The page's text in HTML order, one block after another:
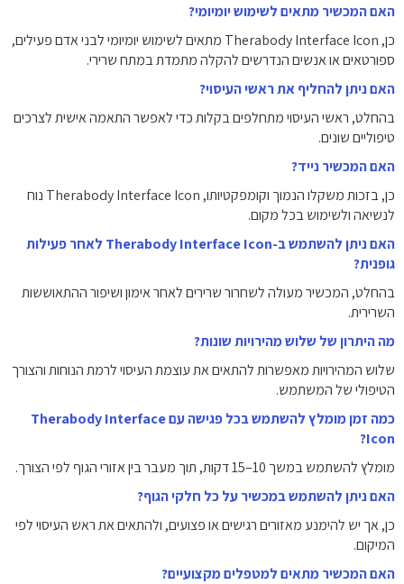
האם המכשיר מתאים לשימוש יומיומי?
כן, Therabody Interface Icon מתאים לשימוש יומיומי לבני אדם פעילים,
ספורטאים או אנשים הנדרשים להקלה מתמדת במתח שרירי.
האם ניתן להחליף את ראשי העיסוי?
בהחלט, ראשי העיסוי מתחלפים בקלות כדי לאפשר התאמה אישית לצרכים
טיפוליים שונים.
האם המכשיר נייד?
כן, בזכות משקלו הנמוך וקומפקטיותו, Therabody Interface Icon נוח
לנשיאה ולשימוש בכל מקום.
האם ניתן להשתמש ב-Therabody Interface Icon לאחר פעילות
גופנית?
בהחלט, המכשיר מעולה לשחרור שרירים לאחר אימון ושיפור ההתאוששות
השרירית.
מה היתרון של שלוש מהירויות שונות?
שלוש המהירויות מאפשרות להתאים את עוצמת העיסוי לרמת הנוחות והצורך
הטיפולי של המשתמש.
כמה זמן מומלץ להשתמש בכל פגישה עם Therabody Interface
Icon?
מומלץ להשתמש במשך 10–15 דקות, תוך מעבר בין אזורי הגוף לפי הצורך.
האם ניתן להשתמש במכשיר על כל חלקי הגוף?
כן, אך יש להימנע מאזורים רגישים או פצועים, ולהתאים את ראש העיסוי לפי
המיקום.
האם המכשיר מתאים למטפלים מקצועיים?